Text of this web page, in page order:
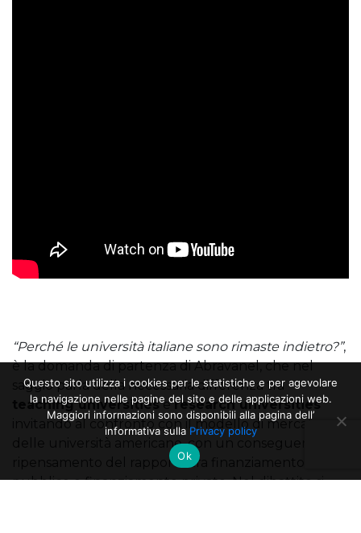
“Perché le università italiane sono rimaste indietro?”,
è la domanda di partenza di Abravanel, che nel
saggio parla della necessaria differenza tra
teaching universitieseresearch universities
invitando al confronto con il modello di mercato
delle università americane, con un conseguente
ripensamento del rapporto tra finanziamento
pubblico e finanziamento privato. Nel dibattito si
Questo sito utilizza i cookies per le statistiche e per agevolare
la navigazione nelle pagine del sito e delle applicazioni web.
Maggiori informazioni sono disponibili alla pagina dell’
informativa sulla Privacy policy
Ok